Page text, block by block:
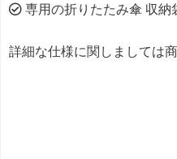
専用の折りたたみ傘 収納
詳細な仕様に関しましては